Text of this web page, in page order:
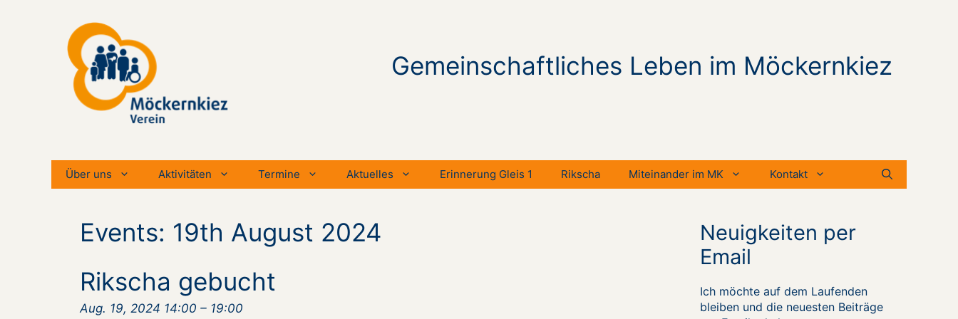
Gemeinschaftliches Leben im Möckernkiez
Über uns Aktivitäten Termine Aktuelles Erinnerung Gleis 1 Rikscha Miteinander im MK Kontakt
Events: 19th August 2024
Rikscha gebucht
Aug. 19, 2024 14:00 – 19:00
Neuigkeiten per
Email
Ich möchte auf dem Laufenden
bleiben und die neuesten Beiträge